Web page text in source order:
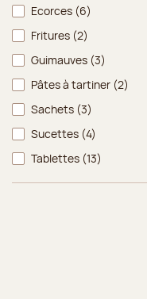
Ecorces (6)
Fritures (2)
Guimauves (3)
Pâtes à tartiner (2)
Sachets (3)
Sucettes (4)
Tablettes (13)